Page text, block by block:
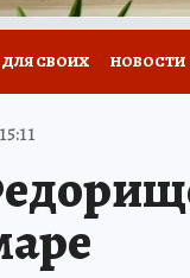
ДЛЯ СВОИХ НОВОСТИ
КП В МАХ
ИТОГИ ГОДА-2024